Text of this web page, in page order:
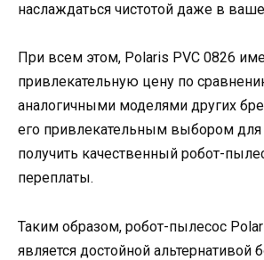
наслаждаться чистотой даже в ваше
При всем этом, Polaris PVC 0826
привлекательную цену по
аналогичными моделями других
его привлекательным выбором для
получить качественный робот-
переплаты.
Таким образом, робот-пылесос
является достойной альтернативой